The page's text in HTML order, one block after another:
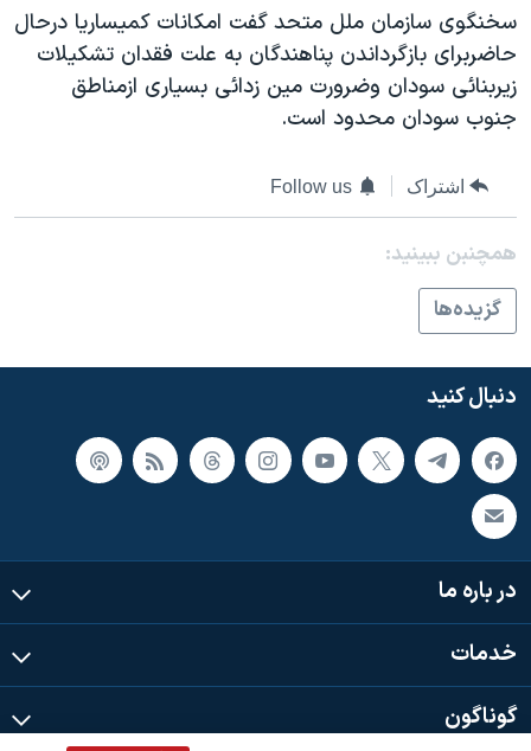
تریبونال مردمی آبان ۹۸
دادگاه حمید نوری
چهل سال گروگان‌گیری
اعتراضات مردمی آبان ۹۸
اسرائیل در جنگ
نرگس محمدی برنده جایزه نوبل صلح
همایش محافظه‌کاران آمریکا «سی‌پک»
سفر پرزیدنت ترامپ به چین
سخنگوی سازمان ملل متحد گفت امکانات کميساريا درحال
حاضربرای بازگرداندن پناهندگان به علت فقدان تشکيلات
زيربنائی سودان وضرورت مين زدائی بسياری ازمناطق
جنوب سودان محدود است.
اشتراک Follow us
همچنبن ببینید:
گزيده‌ها
دنبال کنید
در باره ما
خدمات
گوناگون